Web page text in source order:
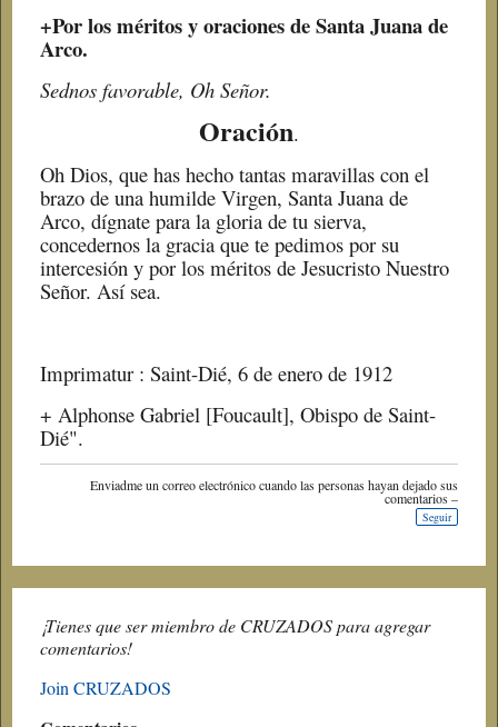
+Por los méritos y oraciones de Santa Juana de
Arco.
Sednos favorable, Oh Señor.
Oración.
Oh Dios, que has hecho tantas maravillas con el
brazo de una humilde Virgen, Santa Juana de
Arco, dígnate para la gloria de tu sierva,
concedernos la gracia que te pedimos por su
intercesión y por los méritos de Jesucristo Nuestro
Señor. Así sea.
Imprimatur : Saint-Dié, 6 de enero de 1912
+ Alphonse Gabriel [Foucault], Obispo de Saint-
Dié".
Enviadme un correo electrónico cuando las personas hayan dejado sus
comentarios –
Seguir
¡Tienes que ser miembro de CRUZADOS para agregar
comentarios!
Join CRUZADOS